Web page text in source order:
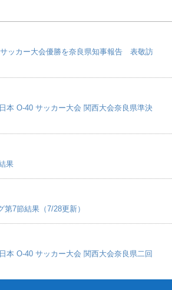
ッカー大会優勝を奈良県知事報告 表敬訪
本 O-40 サッカー大会 関西大会奈良県準決
果
7節結果（7/28更新）
本 O-40 サッカー大会 関西大会奈良県二回